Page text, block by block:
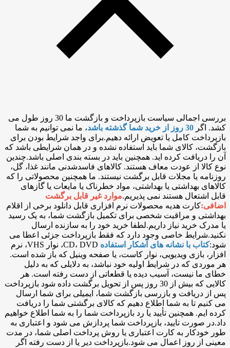
بررسی اجمالی سیاست بازپرداخت و بازگشت ما 30 روز طول می
کشد. اگر
، ما نمی توانیم به شما
بازپرداخت کامل یا تعویض ارائه دهیم.برای واجد شرایط بودن برای
بازگشت، کالای شما باید استفاده نشده و در همان شرایطی باشد که
آن را دریافت کرده اید. همچنین باید در بسته بندی اصلی باشد.چندین
نوع کالا از عودت معاف هستند. کالاهای فاسدشدنی مانند غذا، گل،
روزنامه یا مجلات قابل برگشت نیستند. ما همچنین محصولاتی را که
کالاهای بهداشتی یا بهداشتی، مواد خطرناک یا مایعات یا گازهای
قابل اشتعال هستند نمی پذیریم.موارد غیر قابل برگشت
اضافی:کارت هدیه محصولات نرم افزاری قابل دانلود برخی از اقلام
بهداشتی و مراقبت شخصی برای تکمیل بازگشت شما، به یک رسید
یا مدرک خرید نیاز داریم.لطفا خرید خود را به سازنده ارسال
نکنید.شرایط خاصی وجود دارد که فقط بازپرداخت جزئی اعطا می
شود:کتاب با نشانه های آشکار استفاده
CD، DVD، نوار VHS، نرم
افزار، بازی ویدیویی، نوار کاست، یا صفحه وینیل که باز شده است.
هر موردی که در شرایط اولیه خود نباشد، به دلایلی که به دلیل
خطای ما نیست، آسیب دیده یا قطعاتی از دست رفته است. هر
کالایی که بیش از 30 روز پس از تحویل برگشت داده شود بازپرداخت
پس از دریافت و بازرسی بازگشت شما، ایمیلی برای شما ارسال
می کنیم تا به شما اطلاع دهیم که کالای برگشتی شما را دریافت
کرده ایم. همچنین تأیید یا رد بازپرداخت شما را به شما اطلاع خواهیم
داد.در صورت تایید، بازپرداخت شما پردازش می شود و اعتباری به
طور خودکار به کارت اعتباری یا روش پرداخت اصلی شما، در مدت
معینی از روز اعمال می شود.بازپرداخت دیر یا از دست رفته اگر